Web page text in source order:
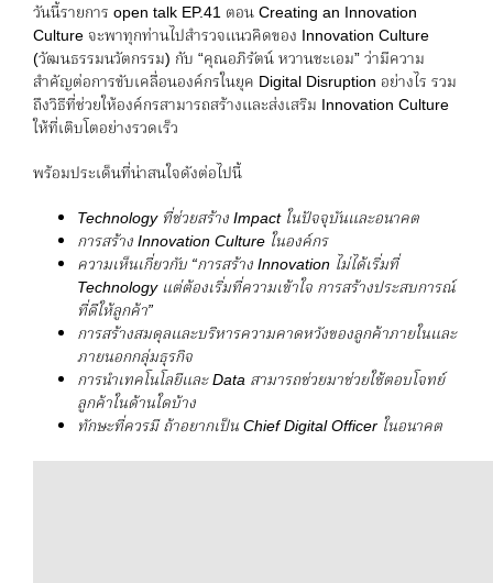
วันนี้รายการ open talk EP.41 ตอน Creating an Innovation
Culture จะพาทุกท่านไปสำรวจแนวคิดของ Innovation Culture
(วัฒนธรรมนวัตกรรม) กับ “คุณอภิรัตน์ หวานชะเอม” ว่ามีความ
สำคัญต่อการขับเคลื่อนองค์กรในยุค Digital Disruption อย่างไร รวม
ถึงวิธีที่ช่วยให้องค์กรสามารถสร้างและส่งเสริม Innovation Culture
ให้ที่เติบโตอย่างรวดเร็ว
พร้อมประเด็นที่น่าสนใจดังต่อไปนี้
Technology ที่ช่วยสร้างImpact ในปัจจุบันและอนาคต
การสร้างInnovation Culture ในองค์กร
ความเห็นเกี่ยวกับ“การสร้างInnovation ไม่ได้เริ่มที่
Technologyแต่ต้องเริ่มที่ความเข้าใจ การสร้างประสบการณ์
ที่ดีให้ลูกค้า”
การสร้างสมดุลและบริหารความคาดหวังของลูกค้าภายในและ
ภายนอกกลุ่มธุรกิจ
การนำเทคโนโลยีและData สามารถช่วยมาช่วยใช้ตอบโจทย์
ลูกค้าในด้านใดบ้าง
ทักษะที่ควรมี ถ้าอยากเป็นChief Digital Officer ในอนาคต